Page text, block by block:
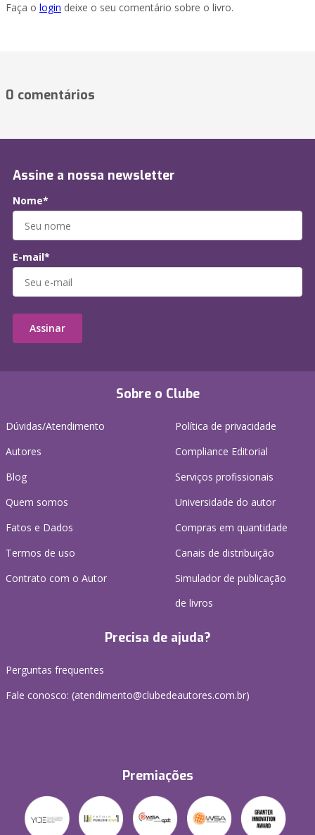
Faça o login deixe o seu comentário sobre o livro.
0 comentários
Sobre o Clube
Dúvidas/Atendimento
Autores
Blog
Quem somos
Fatos e Dados
Termos de uso
Contrato com o Autor
Política de privacidade
Compliance Editorial
Serviços profissionais
Universidade do autor
Compras em quantidade
Canais de distribuição
Simulador de publicação
de livros
Precisa de ajuda?
Perguntas frequentes
Fale conosco: (atendimento@clubedeautores.com.br)
Premiações
Assine a nossa newsletter
Nome*
E-mail*
Assinar